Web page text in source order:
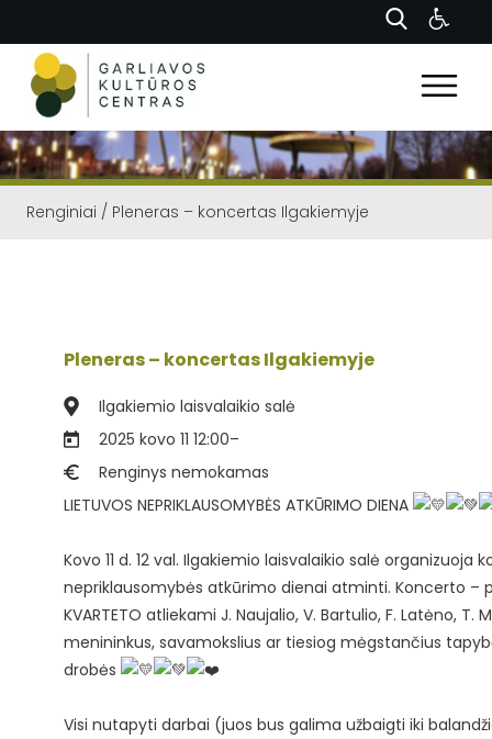
Renginiai / Pleneras – koncertas Ilgakiemyje
Pleneras – koncertas Ilgakiemyje
Ilgakiemio laisvalaikio salė
2025 kovo 11 12:00–
Renginys nemokamas
LIETUVOS NEPRIKLAUSOMYBĖS ATKŪRIMO DIENA
Kovo 11 d. 12 val. Ilgakiemio laisvalaikio salė
nepriklausomybės atkūrimo dienai atminti. Koncerto –
KVARTETO atliekami J. Naujalio, V. Bartulio, F. Latėno, T.
menininkus, savamokslius ar tiesiog mėgstančius
drobės
Visi nutapyti darbai (juos bus galima užbaigti iki